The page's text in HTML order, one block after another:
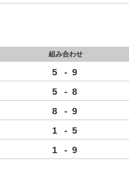
組み合わせ
5 - 9
5 - 8
8 - 9
1 - 5
1 - 9